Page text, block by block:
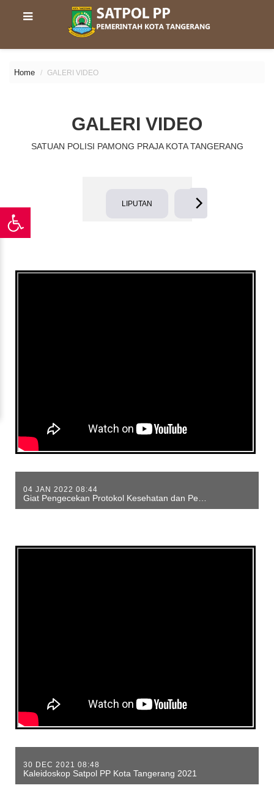
Home GALERI VIDEO
GALERI VIDEO
SATUAN POLISI PAMONG PRAJA KOTA TANGERANG
LIPUTAN WAWANCARA
04 JAN 2022 08:44
30 DEC 2021 08:48
Kaleidoskop Satpol PP Kota Tangerang 2021